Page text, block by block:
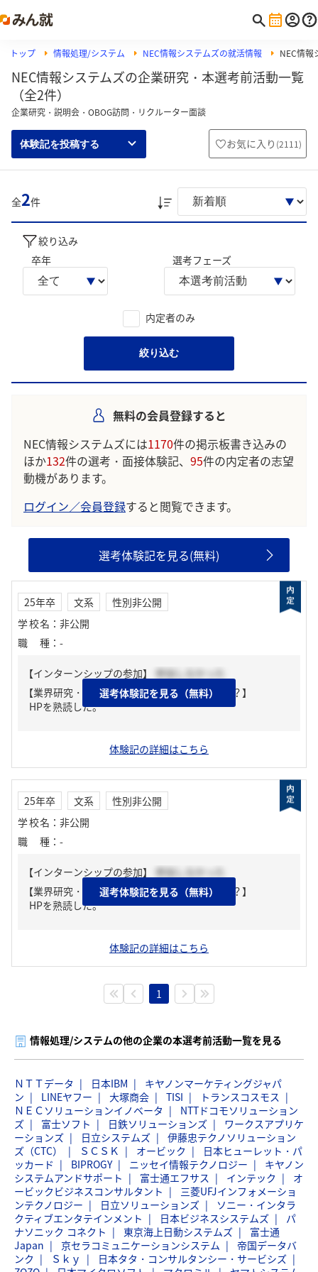
トップ 情報処理/システム NEC情報システムズの就活情報 NEC情報
NEC情報システムズの企業研究・本選考前活動一覧
（全2件）
企業研究・説明会・OBOG訪問・リクルーター面談
体験記を投稿する お気に入り (2111)
全2件
絞り込み
卒年
選考フェーズ
内定者のみ
絞り込む
無料の会員登録すると
NEC情報システムズには1170件の掲示板書き込みの
ほか132件の選考・面接体験記、 95件の内定者の志望
動機があります。
ログイン／会員登録すると閲覧できます。
選考体験記を見る(無料)
25年卒 文系
性別非公開
学校名 ： 非公開
職種 ： -
【インターンシップの参加】
参加しなかった
【業界研究・企業研究はどんな風にしましたか？】
HPを熟読した。
選考体験記を見る（無料）
体験記の詳細はこちら
25年卒 文系
性別非公開
学校名 ： 非公開
職種 ： -
【インターンシップの参加】
参加しなかった
【業界研究・企業研究はどんな風にしましたか？】
HPを熟読した。
選考体験記を見る（無料）
体験記の詳細はこちら
1
情報処理/システムの他の企業の本選考前活動一覧を見る
ＮＴＴデータ 日本IBM
キヤノンマーケティングジャパ
ン
LINEヤフー 大塚商会 TISI
トランスコスモス
ＮＥＣソリューションイノベータ
NTTドコモソリューション
ズ
富士ソフト 日鉄ソリューションズ
ワークスアプリケ
ーションズ
日立システムズ
伊藤忠テクノソリューション
ズ（CTC）
ＳＣＳＫ オービック
日本ヒューレット・パ
ッカード
BIPROGY ニッセイ情報テクノロジー
キヤノン
システムアンドサポート
富士通エフサス インテック
オ
ービックビジネスコンサルタント
三菱UFJインフォメーショ
ンテクノロジー
日立ソリューションズ
ソニー・インタラ
クティブエンタテインメント
日本ビジネスシステムズ
パ
ナソニック コネクト
東京海上日動システムズ
富士通
Japan
京セラコミュニケーションシステム
帝国データバ
ンク
Ｓｋｙ
日本タタ・コンサルタンシー・サービシズ